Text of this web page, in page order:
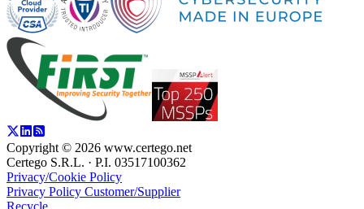
Copyright © 2026 www.certego.net
Certego S.R.L. · P.I. 03517100362
Privacy/Cookie Policy
Privacy Policy Customer/Supplier
Recycle